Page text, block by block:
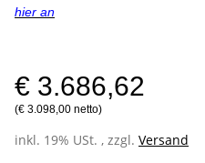
hier an
€ 3.686,62
(€ 3.098,00 netto)
inkl. 19% USt. , zzgl. Versand